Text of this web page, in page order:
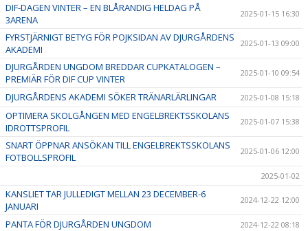
DIF-DAGEN VINTER – EN BLÅRANDIG HELDAG PÅ
3ARENA
2025-01-15 16:30
FYRSTJÄRNIGT BETYG FÖR POJKSIDAN AV DJURGÅRDENS
AKADEMI
2025-01-13 09:00
DJURGÅRDEN UNGDOM BREDDAR CUPKATALOGEN –
PREMIÄR FÖR DIF CUP VINTER
2025-01-10 09:54
DJURGÅRDENS AKADEMI SÖKER TRÄNARLÄRLINGAR 2025-01-08 15:18
OPTIMERA SKOLGÅNGEN MED ENGELBREKTSSKOLANS
IDROTTSPROFIL
2025-01-07 15:38
SNART ÖPPNAR ANSÖKAN TILL ENGELBREKTSSKOLANS
FOTBOLLSPROFIL
2025-01-06 12:00
2025-01-02
KANSLIET TAR JULLEDIGT MELLAN 23 DECEMBER-6
JANUARI
2024-12-22 12:00
PANTA FÖR DJURGÅRDEN UNGDOM 2024-12-22 08:18